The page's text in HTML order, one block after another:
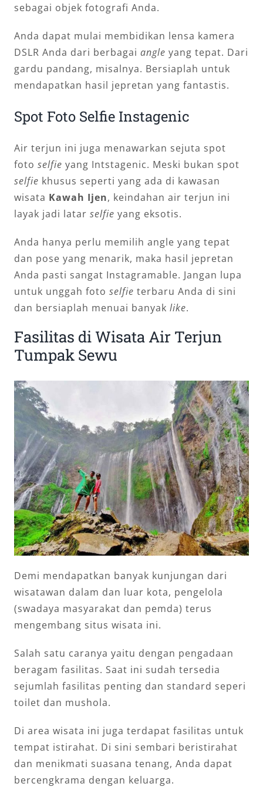
sebagai objek fotografi Anda.
Anda dapat mulai membidikan lensa kamera
DSLR Anda dari berbagai angle yang tepat. Dari
gardu pandang, misalnya. Bersiaplah untuk
mendapatkan hasil jepretan yang fantastis.
Spot Foto Selfie Instagenic
Air terjun ini juga menawarkan sejuta spot
foto selfie yang Intstagenic. Meski bukan spot
selfie khusus seperti yang ada di kawasan
wisata Kawah Ijen, keindahan air terjun ini
layak jadi latar selfie yang eksotis.
Anda hanya perlu memilih angle yang tepat
dan pose yang menarik, maka hasil jepretan
Anda pasti sangat Instagramable. Jangan lupa
untuk unggah foto selfie terbaru Anda di sini
dan bersiaplah menuai banyak like.
Fasilitas di Wisata Air Terjun
Tumpak Sewu
Demi mendapatkan banyak kunjungan dari
wisatawan dalam dan luar kota, pengelola
(swadaya masyarakat dan pemda) terus
mengembang situs wisata ini.
Salah satu caranya yaitu dengan pengadaan
beragam fasilitas. Saat ini sudah tersedia
sejumlah fasilitas penting dan standard seperi
toilet dan mushola.
Di area wisata ini juga terdapat fasilitas untuk
tempat istirahat. Di sini sembari beristirahat
dan menikmati suasana tenang, Anda dapat
bercengkrama dengan keluarga.